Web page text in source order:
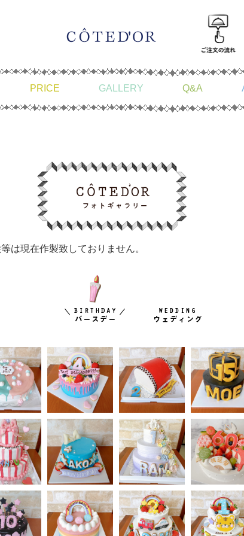
PRICE GALLERY Q&A
は現在作製致しておりません。